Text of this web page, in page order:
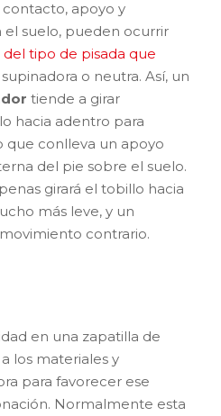
apoyo y
suelo, pueden ocurrir
tipo de pisada que
o neutra. Así, un
tiende a girar
hacia adentro para
que conlleva un apoyo
del pie sobre el suelo.
girará el tobillo hacia
más leve, y un
contrario.
en una zapatilla de
los materiales y
para favorecer ese
Normalmente esta